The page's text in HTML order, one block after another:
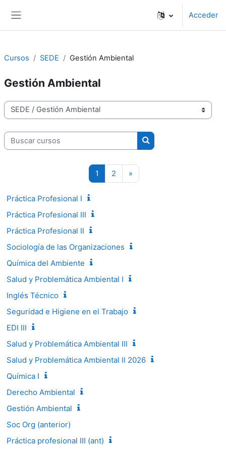
Acceder
Cursos SEDE Gestión Ambiental
Gestión Ambiental
Categorías
Buscar cursos
Buscar cursos
1 Página 1
2Página 2
»Siguiente página
Práctica Profesional I
Práctica Profesional III
Práctica Profesional II
Sociología de las Organizaciones
Química del Ambiente
Salud y Problemática Ambiental I
Inglés Técnico
Seguridad e Higiene en el Trabajo
EDI III
Salud y Problemática Ambiental III
Salud y Problemática Ambiental II 2026
Química I
Derecho Ambiental
Gestión Ambiental
Soc Org (anterior)
Práctica profesional III (ant)